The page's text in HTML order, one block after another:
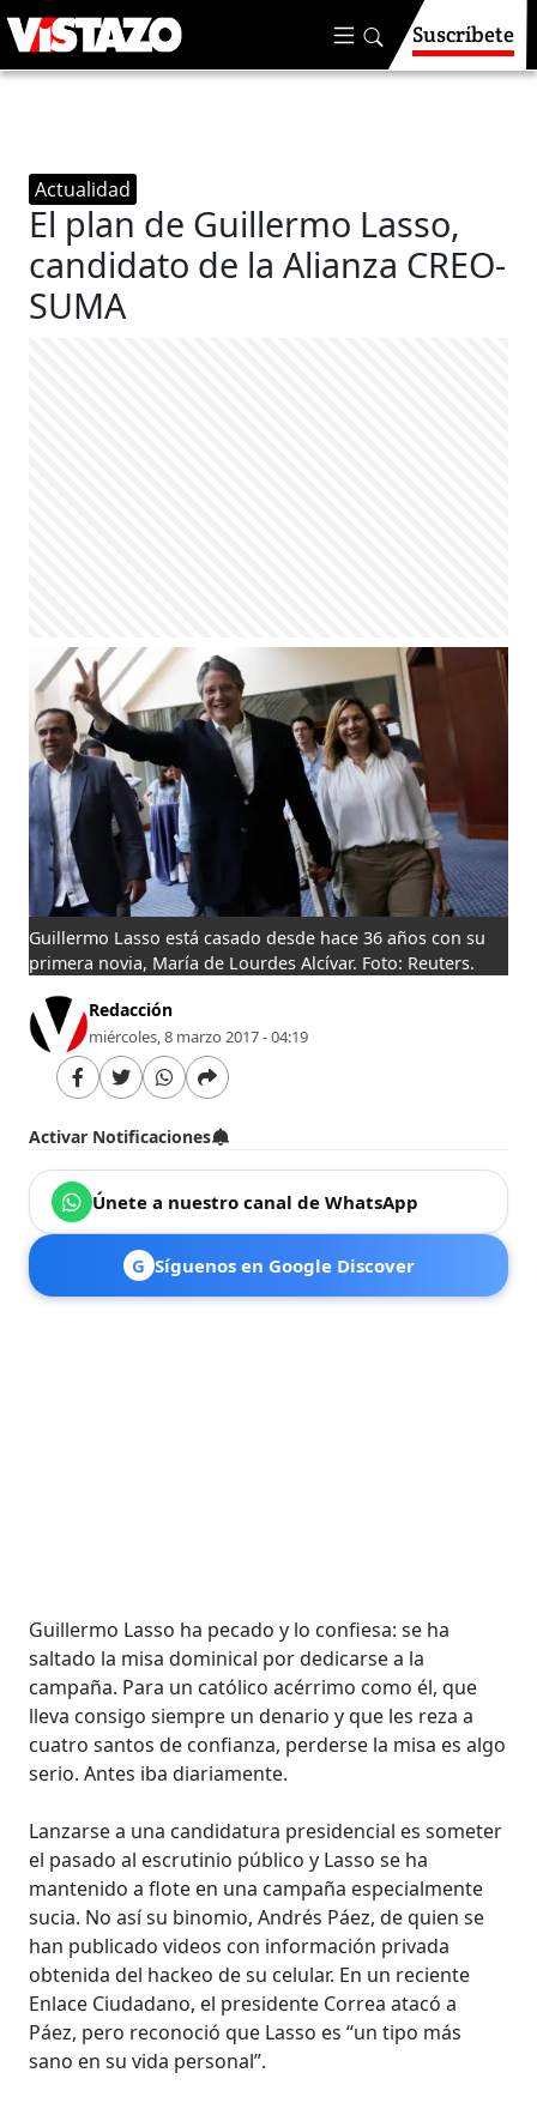
Suscríbete
Actualidad
El plan de Guillermo Lasso,
candidato de la Alianza CREO-
SUMA
Guillermo Lasso está casado desde hace 36 años con su
primera novia, María de Lourdes Alcívar. Foto: Reuters.
Redacción
miércoles, 8 marzo 2017 - 04:19
Activar Notificaciones
Únete a nuestro canal de WhatsApp
G Síguenos en Google Discover
Guillermo Lasso ha pecado y lo confiesa: se ha
saltado la misa dominical por dedicarse a la
campaña. Para un católico acérrimo como él, que
lleva consigo siempre un denario y que les reza a
cuatro santos de confianza, perderse la misa es algo
serio. Antes iba diariamente.
Lanzarse a una candidatura presidencial es someter
el pasado al escrutinio público y Lasso se ha
mantenido a flote en una campaña especialmente
sucia. No así su binomio, Andrés Páez, de quien se
han publicado videos con información privada
obtenida del hackeo de su celular. En un reciente
Enlace Ciudadano, el presidente Correa atacó a
Páez, pero reconoció que Lasso es “un tipo más
sano en su vida personal”.